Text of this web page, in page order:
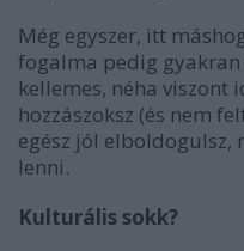
Még egyszer, itt
fogalma pedig
kellemes, néha viszont
hozzászoksz (és nem
egész jól
lenni.
Kulturális sokk?